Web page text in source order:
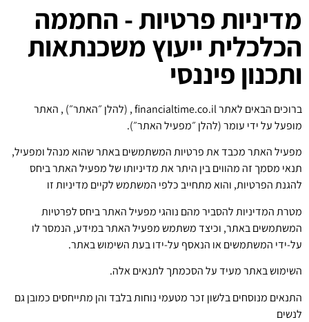
מדיניות פרטיות - החממה
הכלכלית ייעוץ משכנתאות
ותכנון פיננסי
ברוכים הבאים לאתר financialtime.co.il , (להלן ״האתר״) , האתר
מופעל על ידי עומר (להלן ״מפעיל האתר״).
מפעיל האתר מכבד את פרטיות המשתמשים באתר שהוא מנהל ומפעיל,
תנאי מסמך זה מהווים בין היתר את מדיניותו של מפעיל האתר ביחס
להגנת הפרטיות, והוא מתחייב כלפי המשתמש לקיים מדיניות זו
מטרת המדיניות להסביר מהם נוהגי מפעיל האתר ביחס לפרטיות
המשתמשים באתר, וכיצד משתמש מפעיל האתר במידע, הנמסר לו
על-ידי המשתמשים או הנאסף על-ידו בעת השימוש באתר.
השימוש באתר מעיד על הסכמתך לתנאים אלה.
התנאים מנוסחים בלשון זכר מטעמי נוחות בלבד והן מתייחסים כמובן גם
לנשים